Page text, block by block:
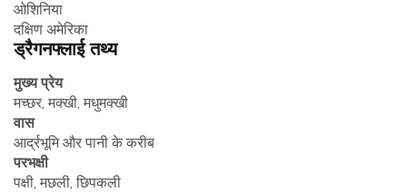
ओशिनिया
दक्षिण अमेरिका
ड्रैगनफ्लाई तथ्य
मुख्य प्रेय
मच्छर, मक्खी, मधुमक्खी
वास
आर्द्रभूमि और पानी के करीब
परभक्षी
पक्षी, मछली, छिपकली